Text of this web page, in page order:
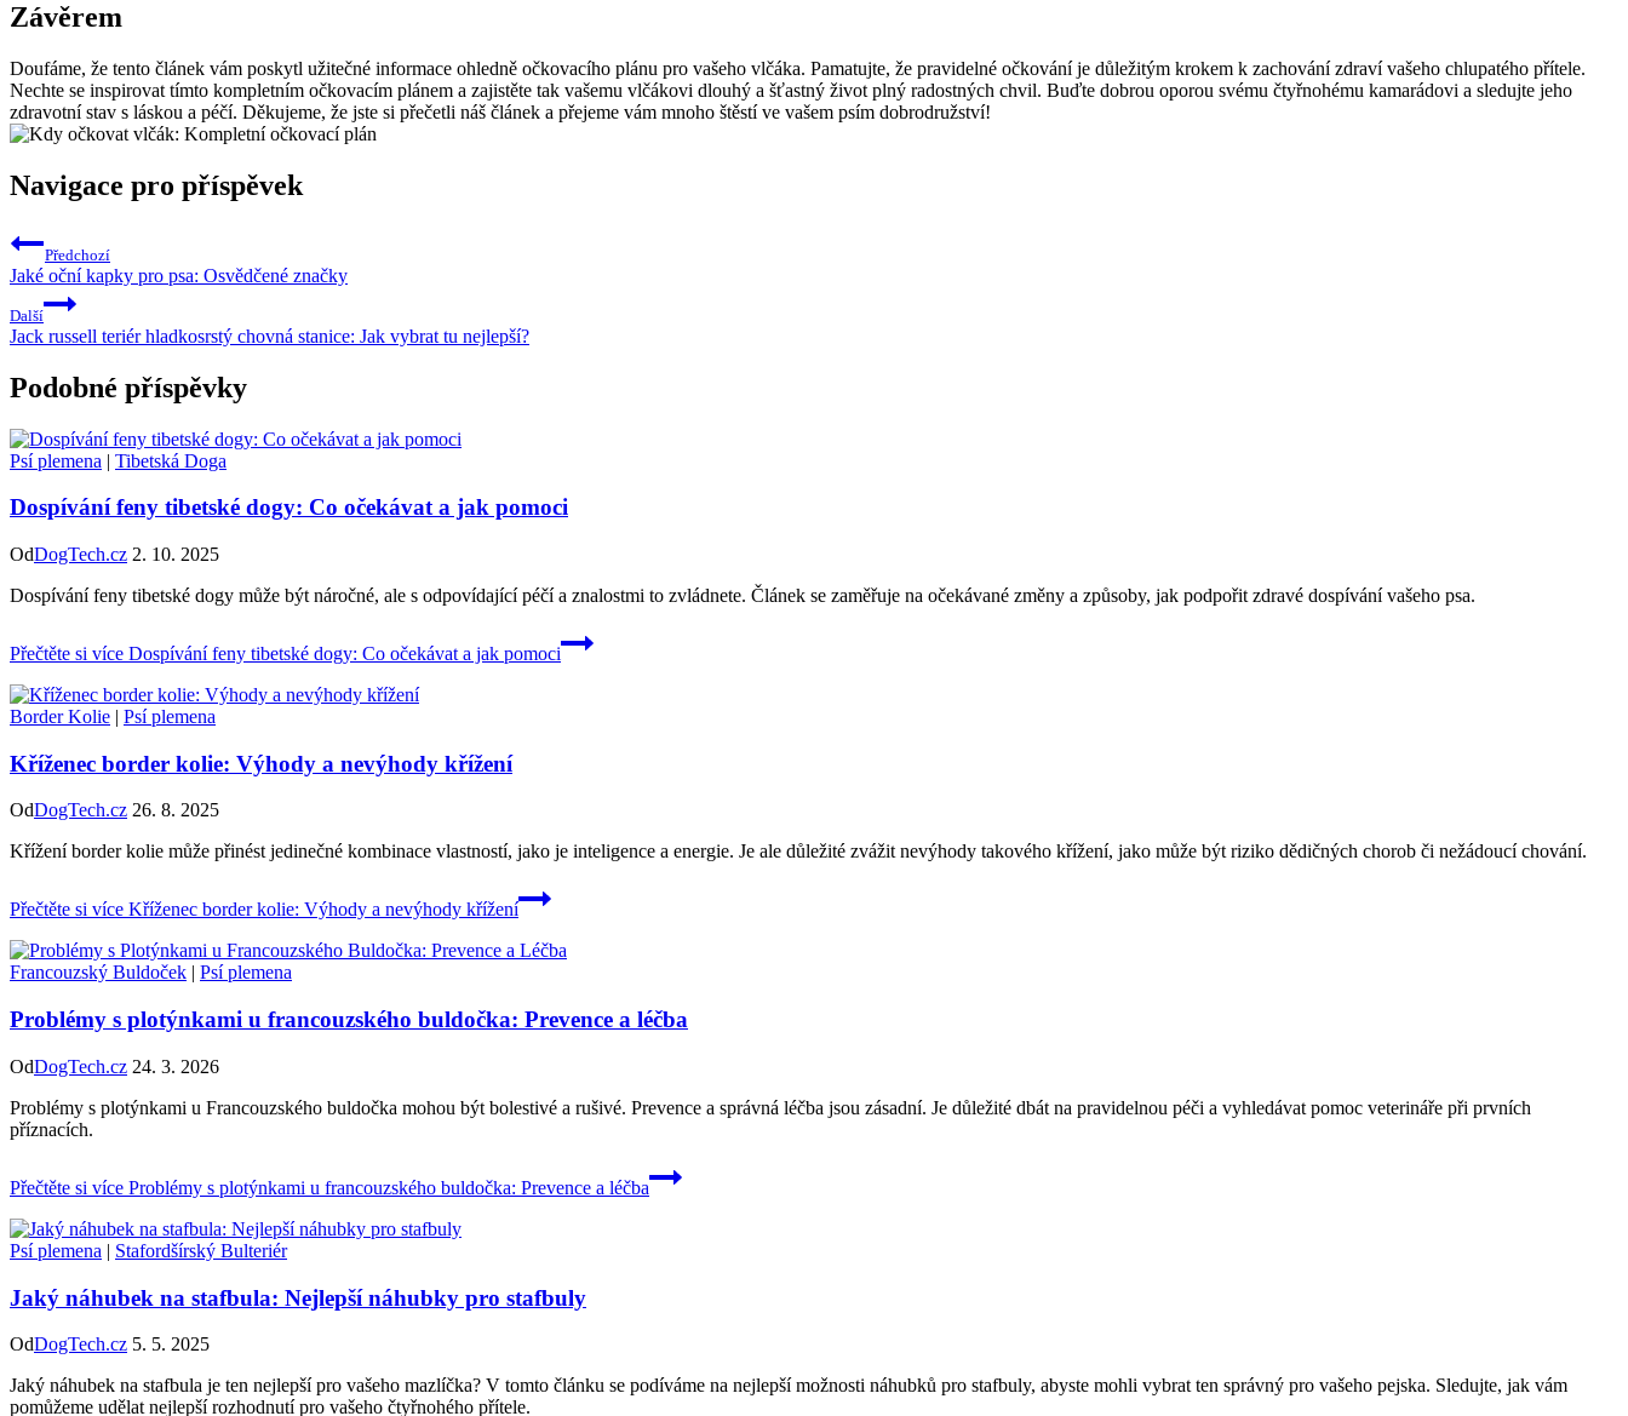
Závěrem
Doufáme, že tento článek vám poskytl užitečné informace ohledně očkovacího plánu pro vašeho vlčáka. Pamatujte, že pravidelné očkování je důležitým krokem k zachování zdraví vašeho chlupatého přítele.
Nechte se inspirovat tímto kompletním očkovacím plánem a zajistěte tak vašemu vlčákovi dlouhý a šťastný život plný radostných chvil. Buďte dobrou oporou svému čtyřnohému kamarádovi a sledujte jeho
zdravotní stav s láskou a péčí. Děkujeme, že jste si přečetli náš článek a přejeme vám mnoho štěstí ve vašem psím dobrodružství!
Navigace pro příspěvek
Předchozí
Jaké oční kapky pro psa: Osvědčené značky
Další
Jack russell teriér hladkosrstý chovná stanice: Jak vybrat tu nejlepší?
Podobné příspěvky
Psí plemena | Tibetská Doga
Dospívání feny tibetské dogy: Co očekávat a jak pomoci
OdDogTech.cz 2. 10. 2025
Dospívání feny tibetské dogy může být náročné, ale s odpovídající péčí a znalostmi to zvládnete. Článek se zaměřuje na očekávané změny a způsoby, jak podpořit zdravé dospívání vašeho psa.
Přečtěte si více Dospívání feny tibetské dogy: Co očekávat a jak pomoci
Border Kolie | Psí plemena
Kříženec border kolie: Výhody a nevýhody křížení
OdDogTech.cz 26. 8. 2025
Křížení border kolie může přinést jedinečné kombinace vlastností, jako je inteligence a energie. Je ale důležité zvážit nevýhody takového křížení, jako může být riziko dědičných chorob či nežádoucí chování.
Přečtěte si více Kříženec border kolie: Výhody a nevýhody křížení
Francouzský Buldoček | Psí plemena
Problémy s plotýnkami u francouzského buldočka: Prevence a léčba
OdDogTech.cz 24. 3. 2026
Problémy s plotýnkami u Francouzského buldočka mohou být bolestivé a rušivé. Prevence a správná léčba jsou zásadní. Je důležité dbát na pravidelnou péči a vyhledávat pomoc veterináře při prvních
příznacích.
Přečtěte si více Problémy s plotýnkami u francouzského buldočka: Prevence a léčba
Psí plemena | Stafordšírský Bulteriér
Jaký náhubek na stafbula: Nejlepší náhubky pro stafbuly
OdDogTech.cz 5. 5. 2025
Jaký náhubek na stafbula je ten nejlepší pro vašeho mazlíčka? V tomto článku se podíváme na nejlepší možnosti náhubků pro stafbuly, abyste mohli vybrat ten správný pro vašeho pejska. Sledujte, jak vám
pomůžeme udělat nejlepší rozhodnutí pro vašeho čtyřnohého přítele.